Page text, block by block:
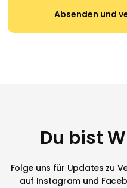
Du bist
Folge uns für Updates zu
auf Instagram und